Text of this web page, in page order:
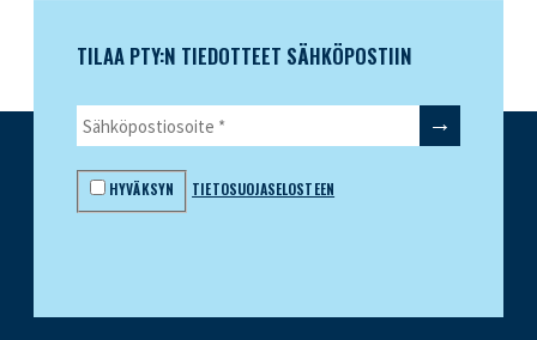
TILAA PTY:N TIEDOTTEET SÄHKÖPOSTIIN
HYVÄKSYN TIETOSUOJASELOSTEEN